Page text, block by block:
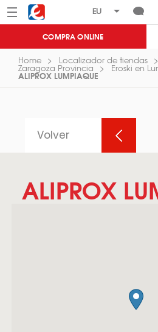
Menú Eroski
COMPRA ONLINE
Home Localizador de tiendas
Zaragoza Provincia Eroski en
ALIPROX LUMPIAQUE
Volver
ALIPROX